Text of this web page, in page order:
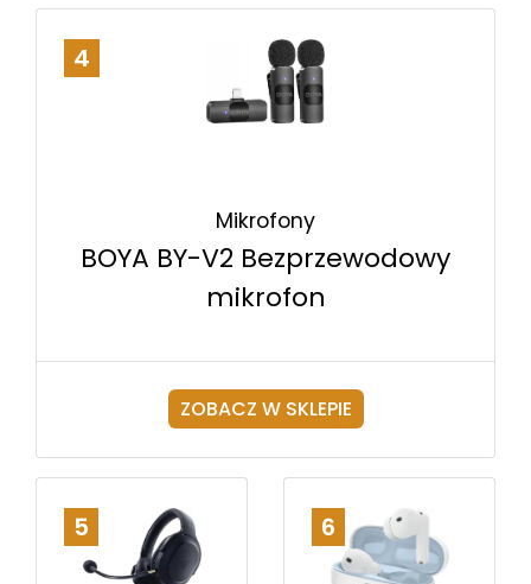
4
Mikrofony
BOYA BY-V2 Bezprzewodowy
mikrofon
ZOBACZ W SKLEPIE
5 6